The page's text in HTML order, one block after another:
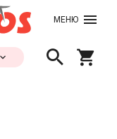
МЕНЮ